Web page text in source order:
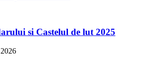
si Castelul de lut 2025